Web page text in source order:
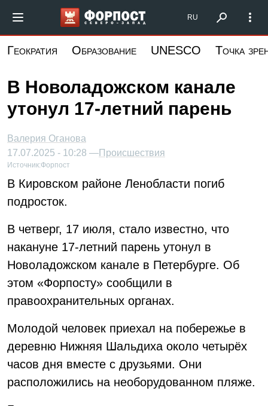
основному
Форпост Северо-Запад
RU
Геократия Образование UNESCO Точка
В Новоладожском канале
утонул 17-летний парень
Валерия Оганова
17.07.2025 - 10:28 —Происшествия
Источник:Форпост
В Кировском районе Ленобласти погиб
подросток.
В четверг, 17 июля, стало известно, что
накануне 17-летний парень утонул в
Новоладожском канале в Петербурге. Об
этом «Форпосту» сообщили в
правоохранительных органах.
Молодой человек приехал на побережье в
деревню Нижняя Шальдиха около четырёх
часов дня вместе с друзьями. Они
расположились на необорудованном пляже.